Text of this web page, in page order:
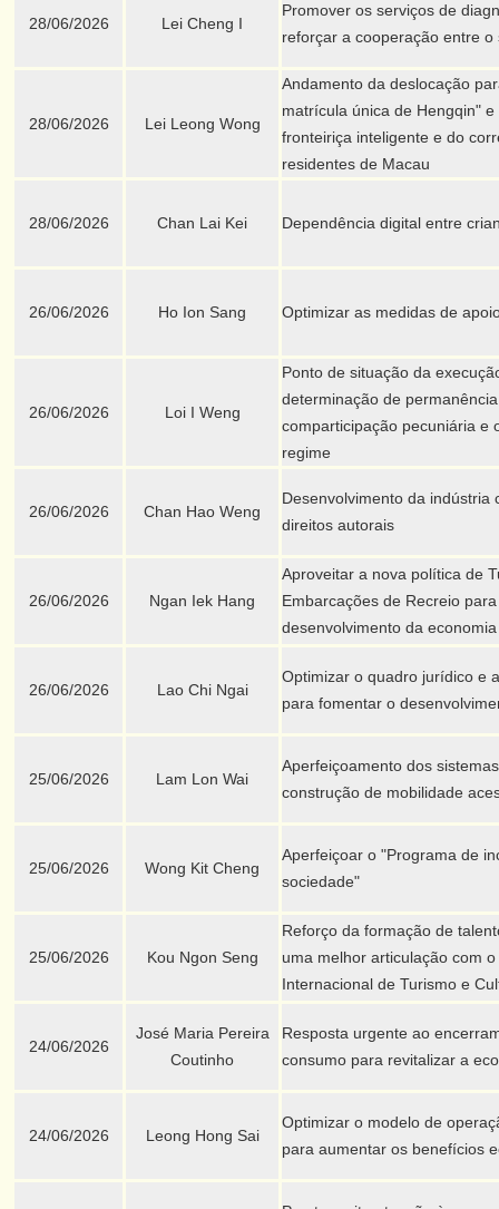
28/06/2026 Lei Cheng I
Promover os serviços de
reforçar a cooperação entre
28/06/2026 Lei Leong Wong
Andamento da deslocação
matrícula única de Hengqin"
fronteiriça inteligente e do
residentes de Macau
28/06/2026 Chan Lai Kei Dependência digital entre
26/06/2026 Ho Ion Sang Optimizar as medidas de
26/06/2026 Loi I Weng
Ponto de situação da
determinação de
comparticipação pecuniária e
regime
26/06/2026 Chan Hao Weng
Desenvolvimento da indústria
direitos autorais
26/06/2026 Ngan Iek Hang
Aproveitar a nova política de
Embarcações de Recreio
desenvolvimento da
26/06/2026 Lao Chi Ngai
Optimizar o quadro jurídico e
para fomentar o
25/06/2026 Lam Lon Wai
Aperfeiçoamento dos
construção de mobilidade
25/06/2026 Wong Kit Cheng
Aperfeiçoar o "Programa de
sociedade"
25/06/2026 Kou Ngon Seng
Reforço da formação de
uma melhor articulação com
Internacional de Turismo e
24/06/2026
José Maria Pereira
Coutinho
Resposta urgente ao
consumo para revitalizar a
24/06/2026 Leong Hong Sai
Optimizar o modelo de
para aumentar os benefícios